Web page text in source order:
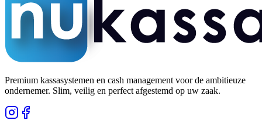
Premium kassasystemen en cash management voor de ambitieuze
ondernemer. Slim, veilig en perfect afgestemd op uw zaak.